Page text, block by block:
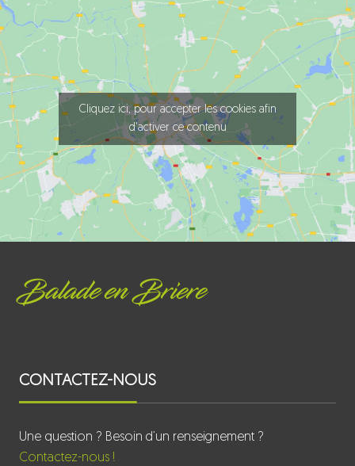
Cliquez ici, pour accepter les cookies afin
d'activer ce contenu
Balade en Briere
CONTACTEZ-NOUS
Une question ? Besoin d’un renseignement ?
Contactez-nous !